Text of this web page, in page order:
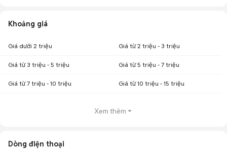
Khoảng giá
Giá dưới 2 triệu Giá từ 2 triệu - 3 triệu
Giá từ 3 triệu - 5 triệu Giá từ 5 triệu - 7 triệu
Giá từ 7 triệu - 10 triệu Giá từ 10 triệu - 15 triệu
Xem thêm
Dòng điện thoại